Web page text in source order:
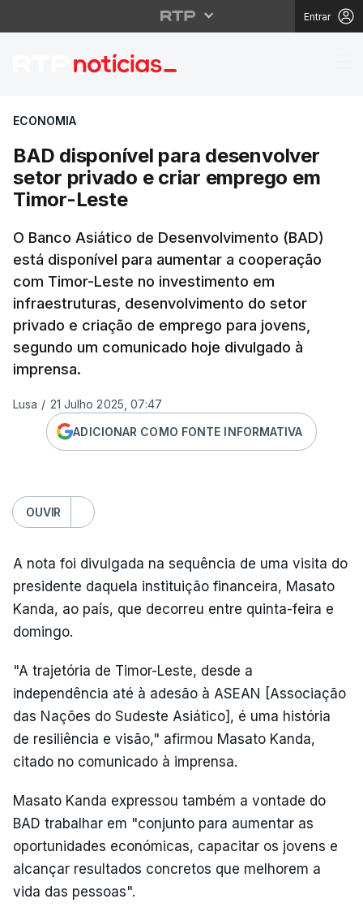
Entrar
BAD disponível para
ECONOMIA
BAD disponível para desenvolver
setor privado e criar emprego em
Timor-Leste
O Banco Asiático de Desenvolvimento (BAD)
está disponível para aumentar a cooperação
com Timor-Leste no investimento em
infraestruturas, desenvolvimento do setor
privado e criação de emprego para jovens,
segundo um comunicado hoje divulgado à
imprensa.
Lusa / 21 Julho 2025, 07:47
ADICIONAR COMO FONTE INFORMATIVA
OUVIR
A nota foi divulgada na sequência de uma visita do
presidente daquela instituição financeira, Masato
Kanda, ao país, que decorreu entre quinta-feira e
domingo.
"A trajetória de Timor-Leste, desde a
independência até à adesão à ASEAN [Associação
das Nações do Sudeste Asiático], é uma história
de resiliência e visão," afirmou Masato Kanda,
citado no comunicado à imprensa.
Masato Kanda expressou também a vontade do
BAD trabalhar em "conjunto para aumentar as
oportunidades económicas, capacitar os jovens e
alcançar resultados concretos que melhorem a
vida das pessoas".